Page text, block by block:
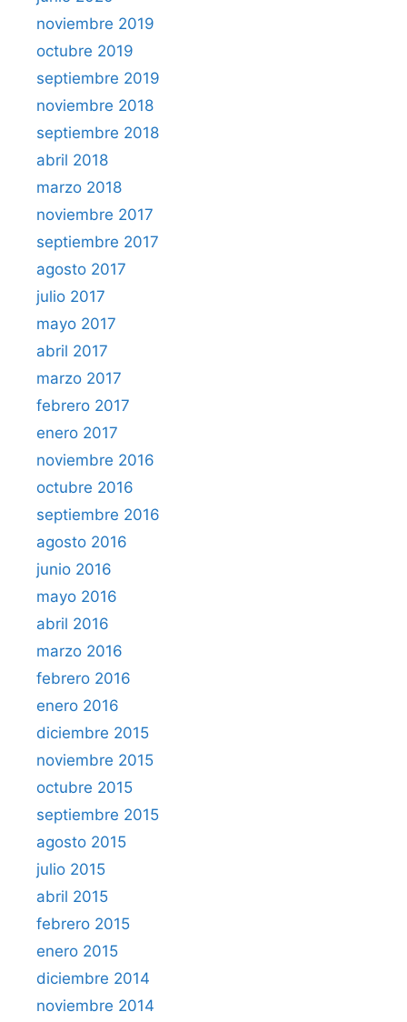
noviembre 2019
octubre 2019
septiembre 2019
noviembre 2018
septiembre 2018
abril 2018
marzo 2018
noviembre 2017
septiembre 2017
agosto 2017
julio 2017
mayo 2017
abril 2017
marzo 2017
febrero 2017
enero 2017
noviembre 2016
octubre 2016
septiembre 2016
agosto 2016
junio 2016
mayo 2016
abril 2016
marzo 2016
febrero 2016
enero 2016
diciembre 2015
noviembre 2015
octubre 2015
septiembre 2015
agosto 2015
julio 2015
abril 2015
febrero 2015
enero 2015
diciembre 2014
noviembre 2014